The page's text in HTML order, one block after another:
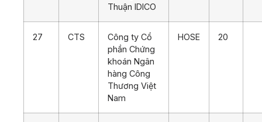
Thuận IDICO
27 CTS
Công ty Cổ
phần Chứng
khoán Ngân
hàng Công
Thương Việt
Nam
HOSE 20